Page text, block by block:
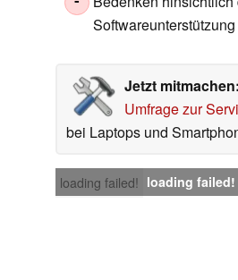
Softwareunterstützung
Jetzt mitmachen:
Umfrage zur
bei Laptops und
loading failed! loading failed!